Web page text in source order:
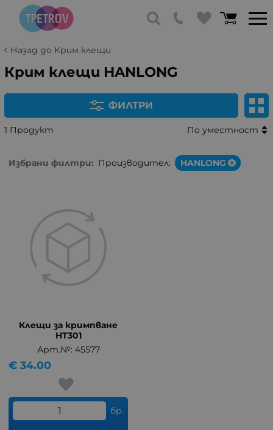
Назад до Крим клещи
Крим клещи HANLONG
ФИЛТРИ
1 Продукт По уместност
Избрани филтри: Производител: HANLONG
Клещи за кримпване
HT301
Арт.№: 45577
34.00
€
бр.